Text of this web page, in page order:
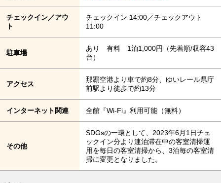
チェックイン／アウ
ト
チェックイン 14:00／チェックアウト
11:00
駐車場
あり 有料 1泊1,000円（先着順/収容43
台）
アクセス
那覇空港より車で約8分、ゆいレール県庁
前駅より徒歩で約13分
インターネット関連 全館『Wi-Fi』利用可能（無料）
その他
SDGsの一環として、2023年6月1日チェ
ックイン分より連泊滞在中の客室清掃運
用を毎日の客室清掃から、3泊毎の客室清
掃に変更となりました。